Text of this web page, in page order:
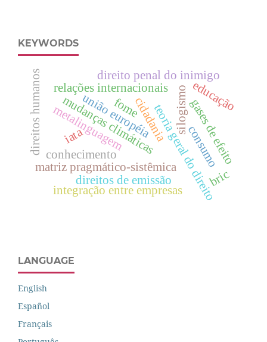
KEYWORDS
matriz pragmático-sistêmicateoria geral do direito
silogismo
metalinguagem
mudanças climáticas
união européia gases de efeito
direitos de emissão
iata
relações internacionais
direito penal do inimigo
educação
direitos humanos cidadania
consumo
integração entre empresas
bric
conhecimento
fome
LANGUAGE
English
Español
Français